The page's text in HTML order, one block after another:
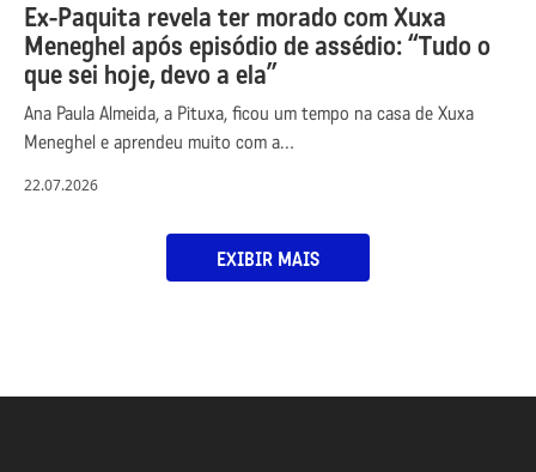
Ex-Paquita revela ter morado com Xuxa
Meneghel após episódio de assédio: “Tudo o
que sei hoje, devo a ela”
Ana Paula Almeida, a Pituxa, ficou um tempo na casa de Xuxa
Meneghel e aprendeu muito com a…
22.07.2026
EXIBIR MAIS